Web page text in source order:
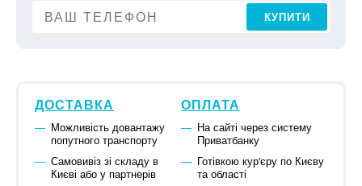
КУПИТИ
ДОСТАВКА
Можливість довантажу
попутного транспорту
Самовивіз зі складу в
Києві або у партнерів
ОПЛАТА
На сайті через систему
Приватбанку
Готівкою кур'єру по Києву
та області